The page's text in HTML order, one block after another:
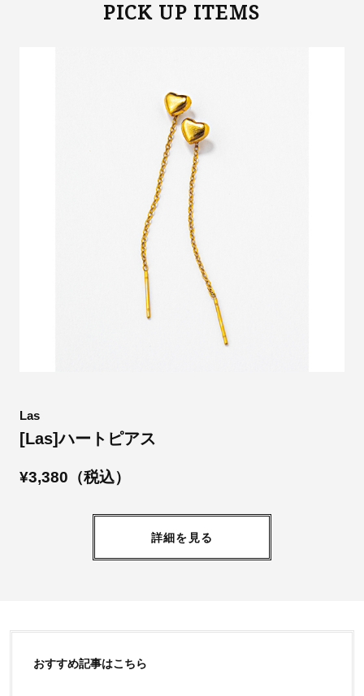
PICK UP ITEMS
Las
[Las]ハートピアス
¥3,380（税込）
詳細を見る
おすすめ記事はこちら